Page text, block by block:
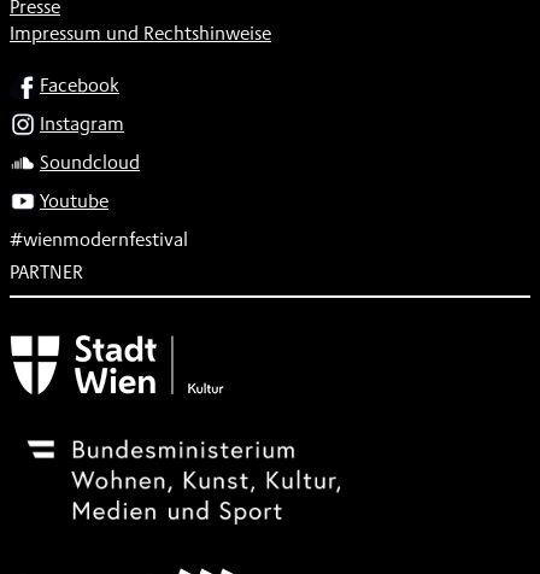
Presse
Impressum und Rechtshinweise
SOCIALFacebook
Instagram
Soundcloud
Youtube
#wienmodernfestival
PARTNER
Subventionsgeber